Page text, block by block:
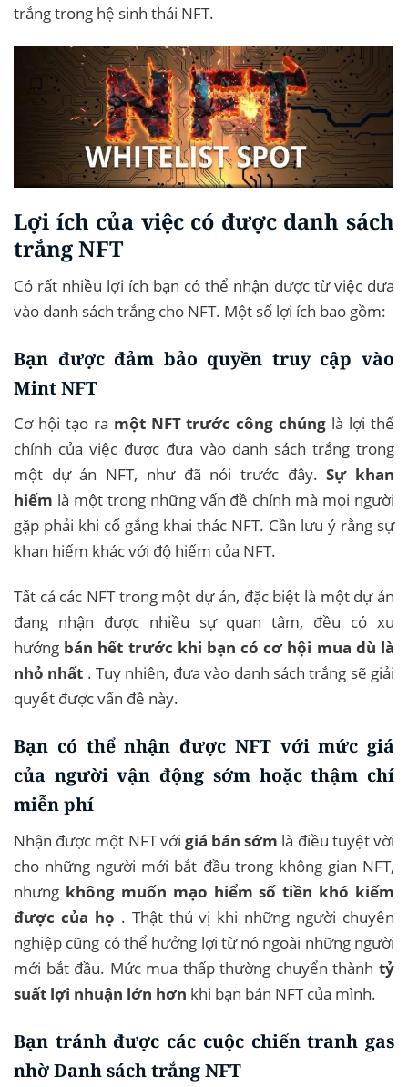
trắng trong hệ sinh thái NFT.
Lợi ích của việc có được danh sách
trắng NFT
Có rất nhiều lợi ích bạn có thể nhận được từ việc đưa
vào danh sách trắng cho NFT. Một số lợi ích bao gồm:
Bạn được đảm bảo quyền truy cập vào
Mint NFT
Cơ hội tạo ra một NFT trước công chúng là lợi thế
chính của việc được đưa vào danh sách trắng trong
một dự án NFT, như đã nói trước đây.Sự khan
hiếm là một trong những vấn đề chính mà mọi người
gặp phải khi cố gắng khai thác NFT. Cần lưu ý rằng sự
khan hiếm khác với độ hiếm của NFT.
Tất cả các NFT trong một dự án, đặc biệt là một dự án
đang nhận được nhiều sự quan tâm, đều có xu
hướng bán hết trước khi bạn có cơ hội mua dù là
nhỏ nhất . Tuy nhiên, đưa vào danh sách trắng sẽ giải
quyết được vấn đề này.
Bạn có thể nhận được NFT với mức giá
của người vận động sớm hoặc thậm chí
miễn phí
Nhận được một NFT với giá bán sớm là điều tuyệt vời
cho những người mới bắt đầu trong không gian NFT,
nhưng không muốn mạo hiểm số tiền khó kiếm
được của họ . Thật thú vị khi những người chuyên
nghiệp cũng có thể hưởng lợi từ nó ngoài những người
mới bắt đầu. Mức mua thấp thường chuyển thành tỷ
suất lợi nhuận lớn hơn khi bạn bán NFT của mình.
Bạn tránh được các cuộc chiến tranh gas
nhờ Danh sách trắng NFT